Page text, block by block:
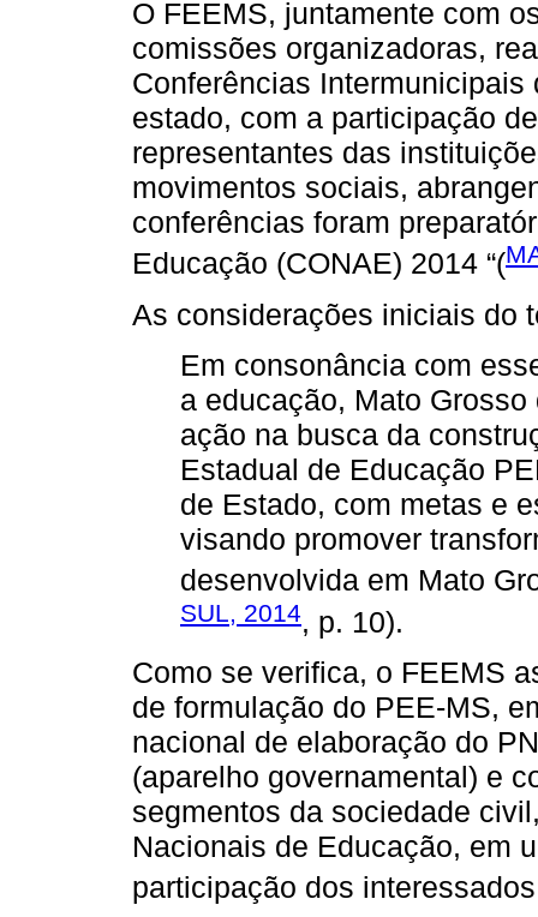
O FEEMS, juntamente com
comissões organizadoras,
Conferências
estado, com a participação
representantes das
movimentos sociais,
conferências foram
Educação (CONAE) 2014 “(
As considerações iniciais do
Em consonância com
a educação, Mato
ação na busca da
Estadual de Educação
de Estado, com metas e
visando promover
desenvolvida em Mato
SUL, 2014, p. 10).
Como se verifica, o FEEMS
de formulação do PEE-MS,
nacional de elaboração do
(aparelho governamental) e
segmentos da sociedade
Nacionais de Educação, em
participação dos